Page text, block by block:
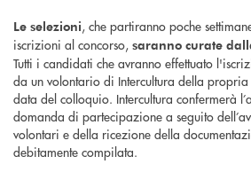
Le selezioni, che partiranno poche
iscrizioni al concorso, saranno curate
Tutti i candidati che avranno effettuato
da un volontario di Intercultura della
data del colloquio. Intercultura confermerà
domanda di partecipazione a seguito
volontari e della ricezione della
debitamente compilata.